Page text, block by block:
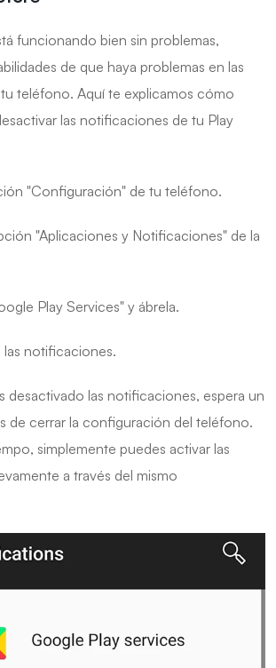
funcionando bien sin problemas,
de que haya problemas en las
teléfono. Aquí te explicamos cómo
las notificaciones de tu Play
"Configuración" de tu teléfono.
"Aplicaciones y Notificaciones" de la
Play Services" y ábrela.
las notificaciones.
desactivado las notificaciones, espera un
de cerrar la configuración del teléfono.
simplemente puedes activar las
a través del mismo